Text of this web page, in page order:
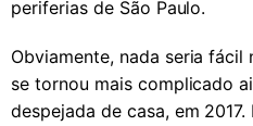
periferias de São Paulo.
Obviamente, nada seria
se tornou mais complicado
despejada de casa, em